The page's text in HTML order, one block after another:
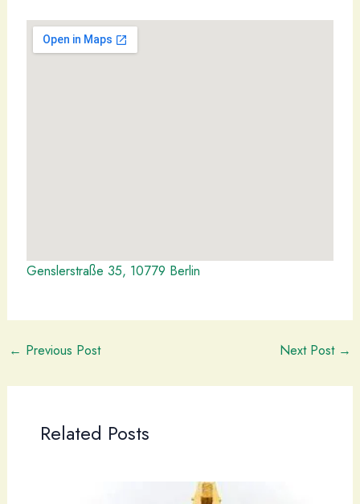
Genslerstraße 35, 10779 Berlin
← Previous Post Next Post →
Related Posts